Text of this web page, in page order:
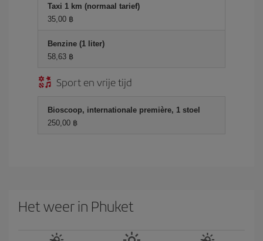
Taxi 1 km (normaal tarief)
35,00 ฿
Benzine (1 liter)
58,63 ฿
Sport en vrije tijd
Bioscoop, internationale première, 1 stoel
250,00 ฿
Het weer in Phuket